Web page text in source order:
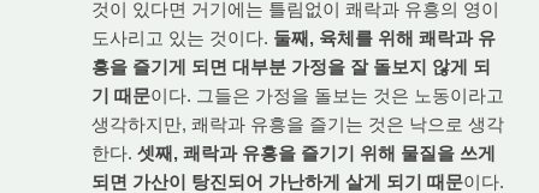
것이 있다면 거기에는 틀림없이 쾌락과 유흥의 영이
도사리고 있는 것이다. 둘째, 육체를 위해 쾌락과 유
흥을 즐기게 되면 대부분 가정을 잘 돌보지 않게 되
기 때문이다. 그들은 가정을 돌보는 것은 노동이라고
생각하지만, 쾌락과 유흥을 즐기는 것은 낙으로 생각
한다. 셋째, 쾌락과 유흥을 즐기기 위해 물질을 쓰게
되면 가산이 탕진되어 가난하게 살게 되기 때문이다.